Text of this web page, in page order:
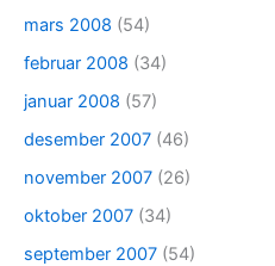
mars 2008 (54)
februar 2008 (34)
januar 2008 (57)
desember 2007 (46)
november 2007 (26)
oktober 2007 (34)
september 2007 (54)